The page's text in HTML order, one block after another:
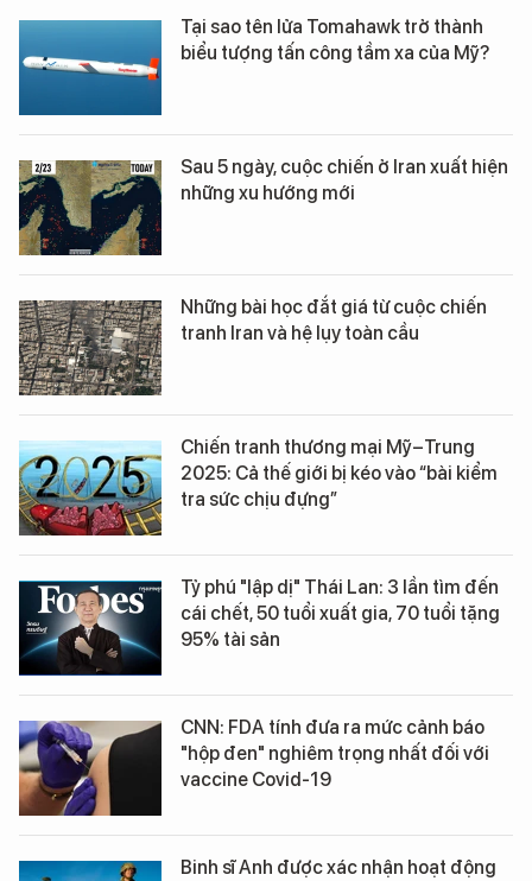
Tại sao tên lửa Tomahawk trở thành
biểu tượng tấn công tầm xa của Mỹ?
Sau 5 ngày, cuộc chiến ở Iran xuất hiện
những xu hướng mới
Những bài học đắt giá từ cuộc chiến
tranh Iran và hệ lụy toàn cầu
Chiến tranh thương mại Mỹ–Trung
2025: Cả thế giới bị kéo vào “bài kiểm
tra sức chịu đựng”
Tỷ phú "lập dị" Thái Lan: 3 lần tìm đến
cái chết, 50 tuổi xuất gia, 70 tuổi tặng
95% tài sản
CNN: FDA tính đưa ra mức cảnh báo
"hộp đen" nghiêm trọng nhất đối với
vaccine Covid-19
Binh sĩ Anh được xác nhận hoạt động